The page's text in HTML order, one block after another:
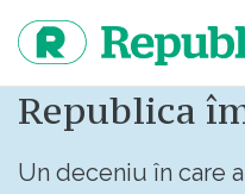
continut
Republica
Un deceniu în care